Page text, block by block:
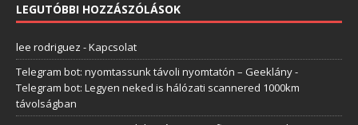
LEGUTÓBBI HOZZÁSZÓLÁSOK
lee rodriguez -Kapcsolat
Telegram bot: nyomtassunk távoli nyomtatón – Geeklány-
Telegram bot: Legyen neked is hálózati scannered 1000km
távolságban